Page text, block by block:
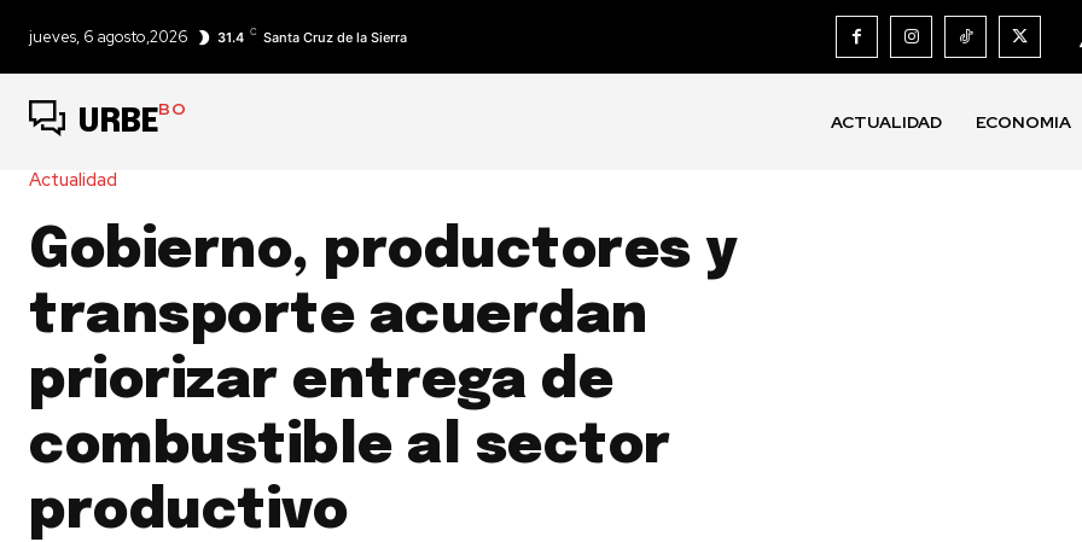
jueves, 6 agosto,2026 31.4 C Santa Cruz de la Sierra
URBEBO
ACTUALIDAD ECONOMIA
Actualidad
Gobierno, productores y
transporte acuerdan
priorizar entrega de
combustible al sector
productivo